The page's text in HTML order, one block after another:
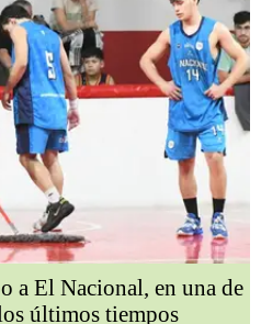
a El Nacional, en una de
últimos tiempos